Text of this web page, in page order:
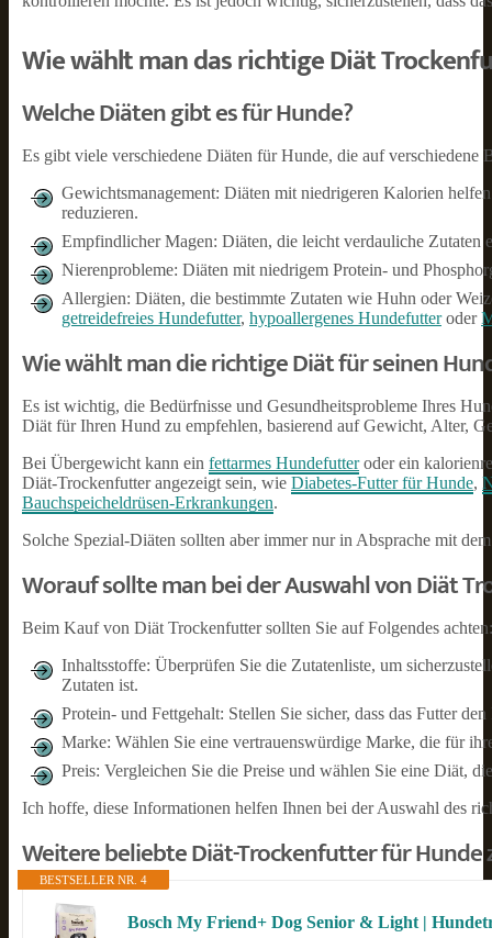
Wie wählt man das richtige Diät
Welche Diäten gibt es für Hunde?
Es gibt viele verschiedene Diäten für Hunde, die auf
Gewichtsmanagement: Diäten mit niedrigeren Kalorien
reduzieren.
Empfindlicher Magen: Diäten, die leicht verdauliche
Nierenprobleme: Diäten mit niedrigem Protein- und
Allergien: Diäten, die bestimmte Zutaten wie Huhn oder
getreidefreies Hundefutter, hypoallergenes Hundefutteroder
Wie wählt man die richtige Diät für seinen
Es ist wichtig, die Bedürfnisse und Gesundheitsprobleme Ihres
Diät für Ihren Hund zu empfehlen, basierend auf Gewicht, Alter,
Bei Übergewicht kann ein fettarmes Hundefutteroder ein
Diät-Trockenfutter angezeigt sein, wie Diabetes-Futter für Hunde,
Bauchspeicheldrüsen-Erkrankungen.
Solche Spezial-Diäten sollten aber immer nur in Absprache mit
Worauf sollte man bei der Auswahl von Diät
Beim Kauf von Diät Trockenfutter sollten Sie auf Folgendes achten:
Inhaltsstoffe: Überprüfen Sie die Zutatenliste, um
Zutaten ist.
Protein- und Fettgehalt: Stellen Sie sicher, dass das Futter
Marke: Wählen Sie eine vertrauenswürdige Marke, die für
Preis: Vergleichen Sie die Preise und wählen Sie eine Diät,
Ich hoffe, diese Informationen helfen Ihnen bei der Auswahl des
Weitere beliebte Diät-Trockenfutter für
BESTSELLER NR. 4
Bosch My Friend+ Dog Senior & Light |